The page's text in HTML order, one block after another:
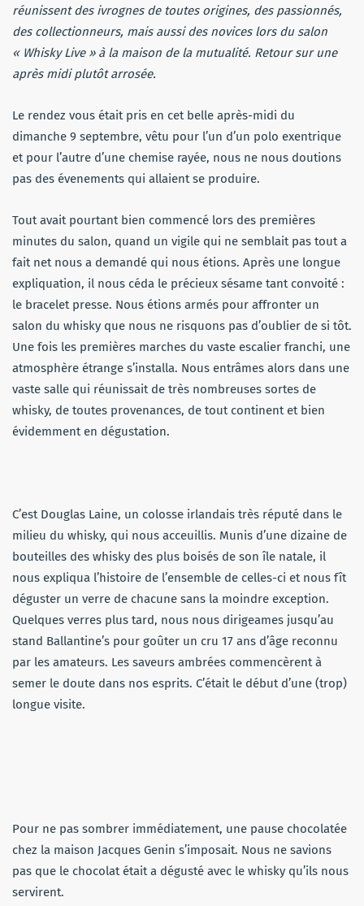
réunissent des ivrognes de toutes origines, des passionnés,
des collectionneurs, mais aussi des novices lors du salon
« Whisky Live » à la maison de la mutualité. Retour sur une
après midi plutôt arrosée.
Le rendez vous était pris en cet belle après-midi du
dimanche 9 septembre, vêtu pour l’un d’un polo exentrique
et pour l’autre d’une chemise rayée, nous ne nous doutions
pas des évenements qui allaient se produire.
Tout avait pourtant bien commencé lors des premières
minutes du salon, quand un vigile qui ne semblait pas tout a
fait net nous a demandé qui nous étions. Après une longue
expliquation, il nous céda le précieux sésame tant convoité :
le bracelet presse. Nous étions armés pour affronter un
salon du whisky que nous ne risquons pas d’oublier de si tôt.
Une fois les premières marches du vaste escalier franchi, une
atmosphère étrange s’installa. Nous entrâmes alors dans une
vaste salle qui réunissait de très nombreuses sortes de
whisky, de toutes provenances, de tout continent et bien
évidemment en dégustation.
C’est Douglas Laine, un colosse irlandais très réputé dans le
milieu du whisky, qui nous acceuillis. Munis d’une dizaine de
bouteilles des whisky des plus boisés de son île natale, il
nous expliqua l’histoire de l’ensemble de celles-ci et nous fît
déguster un verre de chacune sans la moindre exception.
Quelques verres plus tard, nous nous dirigeames jusqu’au
stand Ballantine’s pour goûter un cru 17 ans d’âge reconnu
par les amateurs. Les saveurs ambrées commencèrent à
semer le doute dans nos esprits. C’était le début d’une (trop)
longue visite.
Pour ne pas sombrer immédiatement, une pause chocolatée
chez la maison Jacques Genin s’imposait. Nous ne savions
pas que le chocolat était a dégusté avec le whisky qu’ils nous
servirent.